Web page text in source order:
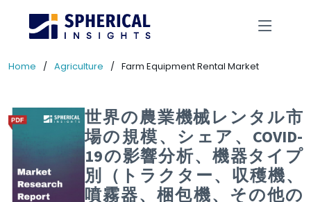
Home Agriculture Farm Equipment Rental Market
世界の農業機械レンタル市
場の規模、シェア、COVID-
19の影響分析、機器タイプ
別（トラクター、収穫機、
噴霧器、梱包機、その他の